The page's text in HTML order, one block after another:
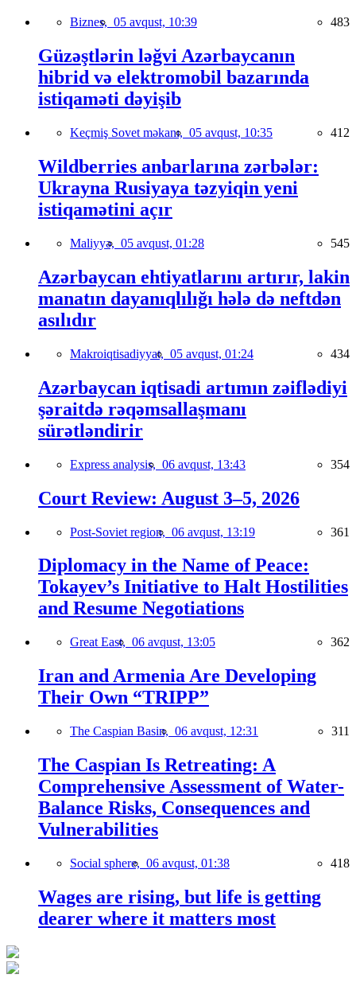
Biznes, 05 avqust, 10:39 483
Güzəştlərin ləğvi Azərbaycanın
hibrid və elektromobil bazarında
istiqaməti dəyişib
Keçmiş Sovet məkanı, 05 avqust, 10:35 412
Wildberries anbarlarına zərbələr:
Ukrayna Rusiyaya təzyiqin yeni
istiqamətini açır
Maliyyə, 05 avqust, 01:28 545
Azərbaycan ehtiyatlarını artırır, lakin
manatın dayanıqlılığı hələ də neftdən
asılıdır
Makroiqtisadiyyat, 05 avqust, 01:24 434
Azərbaycan iqtisadi artımın zəiflədiyi
şəraitdə rəqəmsallaşmanı
sürətləndirir
Express analysis, 06 avqust, 13:43 354
Court Review: August 3–5, 2026
Post-Soviet region, 06 avqust, 13:19 361
Diplomacy in the Name of Peace:
Tokayev’s Initiative to Halt Hostilities
and Resume Negotiations
Great East, 06 avqust, 13:05 362
Iran and Armenia Are Developing
Their Own “TRIPP”
The Caspian Basin, 06 avqust, 12:31 311
The Caspian Is Retreating: A
Comprehensive Assessment of Water-
Balance Risks, Consequences and
Vulnerabilities
Social sphere, 06 avqust, 01:38 418
Wages are rising, but life is getting
dearer where it matters most